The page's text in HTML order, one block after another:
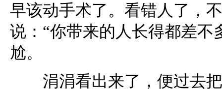
早该动手术了。看错人了，
说：“你带来的人长得都差不
尬。
涓涓看出来了，便过去把